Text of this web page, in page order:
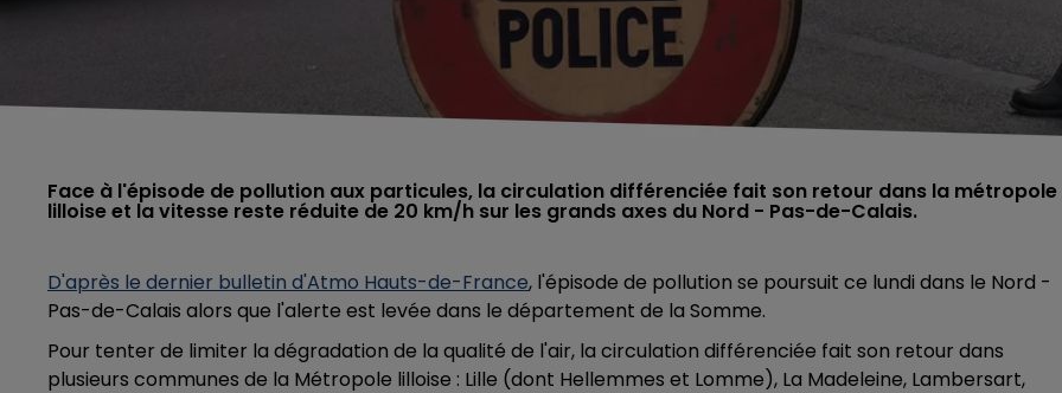
Face à l'épisode de pollution aux particules, la circulation différenciée fait son retour dans la métropole
lilloise et la vitesse reste réduite de 20 km/h sur les grands axes du Nord - Pas-de-Calais.
D'après le dernier bulletin d'Atmo Hauts-de-France, l'épisode de pollution se poursuit ce lundi dans le Nord -
Pas-de-Calais alors que l'alerte est levée dans le département de la Somme.
Pour tenter de limiter la dégradation de la qualité de l'air, la circulation différenciée fait son retour dans
plusieurs communes de la Métropole lilloise : Lille (dont Hellemmes et Lomme), La Madeleine, Lambersart,